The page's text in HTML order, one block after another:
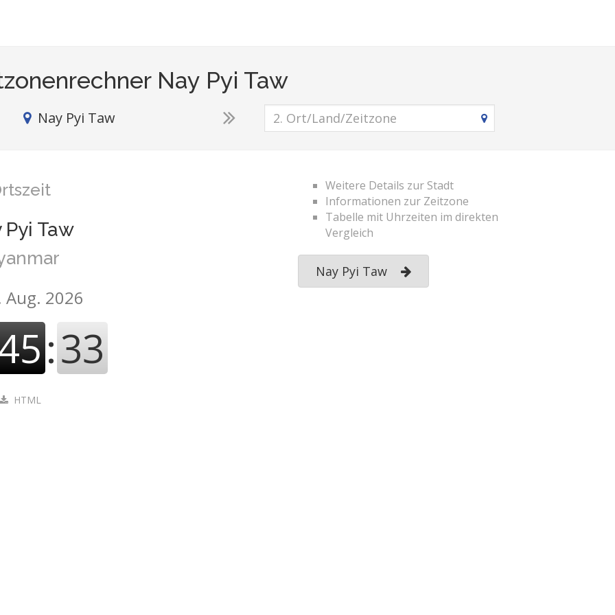
Nay Pyi Taw
Nay Pyi Taw
Pyi Taw
Aug. 2026
:34
HTML
Weitere Details zur Stadt
Informationen zur Zeitzone
Tabelle mit Uhrzeiten im direkten
Vergleich
Nay Pyi Taw